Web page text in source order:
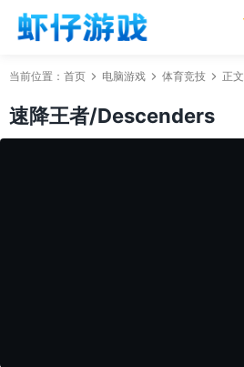
当前位置： 首页 电脑游戏 体育竞技 正文
速降王者/Descenders